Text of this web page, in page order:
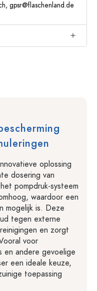
gpsr@flaschenland.de
oplossing
dosering van
pompdruk-systeem
waardoor een
mogelijk is. Deze
tegen externe
en zorgt
voor
en andere gevoelige
een ideale keuze,
toepassing